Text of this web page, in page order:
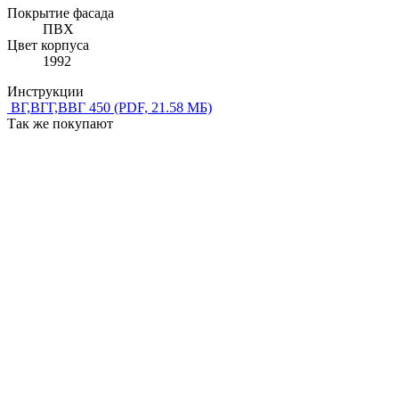
Покрытие фасада
ПВХ
Цвет корпуса
1992
Инструкции
ВГ,ВГГ,ВВГ 450 (PDF, 21.58 МБ)
Так же покупают